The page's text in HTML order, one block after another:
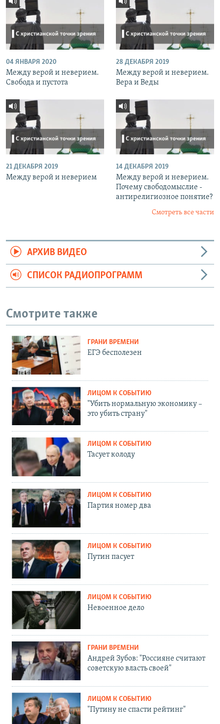
04 ЯНВАРЯ 2020
Между верой и неверием.
Свобода и пустота
28 ДЕКАБРЯ 2019
Между верой и неверием.
Вера и Веды
21 ДЕКАБРЯ 2019
Между верой и неверием
14 ДЕКАБРЯ 2019
Между верой и неверием.
Почему свободомыслие -
антирелигиозное понятие?
Смотреть все части
АРХИВ ВИДЕО
СПИСОК РАДИОПРОГРАММ
Смотрите также
ГРАНИ ВРЕМЕНИ
ЕГЭ бесполезен
ЛИЦОМ К СОБЫТИЮ
"Убить нормальную экономику –
это убить страну"
ЛИЦОМ К СОБЫТИЮ
Тасует колоду
ЛИЦОМ К СОБЫТИЮ
Партия номер два
ЛИЦОМ К СОБЫТИЮ
Путин пасует
ЛИЦОМ К СОБЫТИЮ
Невоенное дело
ГРАНИ ВРЕМЕНИ
Андрей Зубов: "Россияне считают
советскую власть своей"
ЛИЦОМ К СОБЫТИЮ
"Путину не спасти рейтинг"